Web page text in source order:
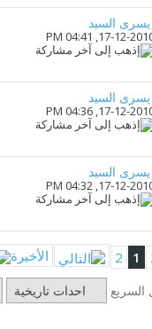
يسرى السيد
17-12-
04:41 PM
يسرى السيد
17-12-
04:36 PM
يسرى السيد
17-12-
04:32 PM
1
2 الأخيرة
السريع احدات تاريخية